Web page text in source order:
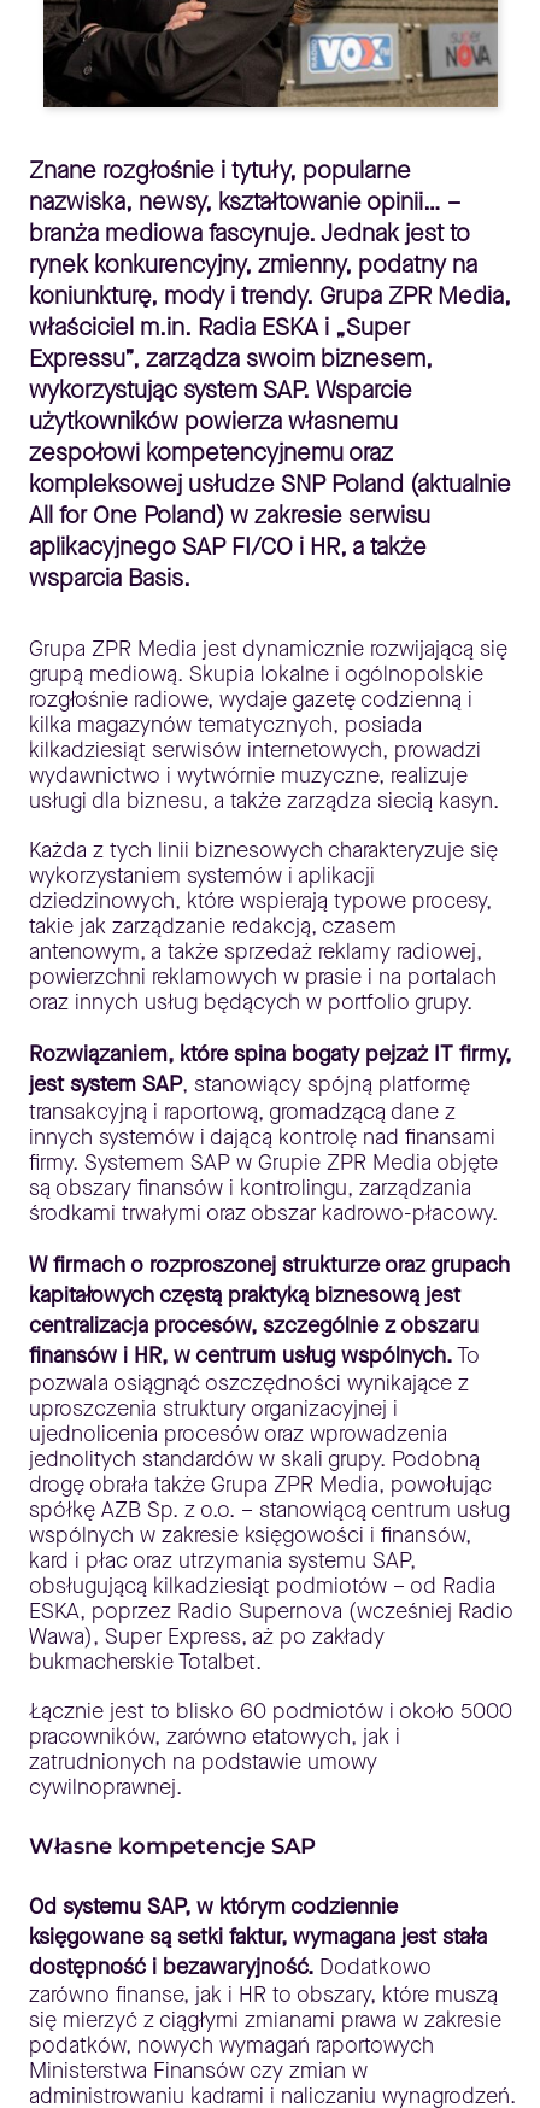
Znane rozgłośnie i tytuły, popularne
nazwiska, newsy, kształtowanie opinii… –
branża mediowa fascynuje. Jednak jest to
rynek konkurencyjny, zmienny, podatny na
koniunkturę, mody i trendy. Grupa ZPR Media,
właściciel m.in. Radia ESKA i „Super
Expressu”, zarządza swoim biznesem,
wykorzystując system SAP. Wsparcie
użytkowników powierza własnemu
zespołowi kompetencyjnemu oraz
kompleksowej usłudze SNP Poland (aktualnie
All for One Poland) w zakresie serwisu
aplikacyjnego SAP FI/CO i HR, a także
wsparcia Basis.
Grupa ZPR Media jest dynamicznie rozwijającą się
grupą mediową. Skupia lokalne i ogólnopolskie
rozgłośnie radiowe, wydaje gazetę codzienną i
kilka magazynów tematycznych, posiada
kilkadziesiąt serwisów internetowych, prowadzi
wydawnictwo i wytwórnie muzyczne, realizuje
usługi dla biznesu, a także zarządza siecią kasyn.
Każda z tych linii biznesowych charakteryzuje się
wykorzystaniem systemów i aplikacji
dziedzinowych, które wspierają typowe procesy,
takie jak zarządzanie redakcją, czasem
antenowym, a także sprzedaż reklamy radiowej,
powierzchni reklamowych w prasie i na portalach
oraz innych usług będących w portfolio grupy.
Rozwiązaniem, które spina bogaty pejzaż IT firmy,
jest system SAP, stanowiący spójną platformę
transakcyjną i raportową, gromadzącą dane z
innych systemów i dającą kontrolę nad finansami
firmy. Systemem SAP w Grupie ZPR Media objęte
są obszary finansów i kontrolingu, zarządzania
środkami trwałymi oraz obszar kadrowo-płacowy.
W firmach o rozproszonej strukturze oraz grupach
kapitałowych częstą praktyką biznesową jest
centralizacja procesów, szczególnie z obszaru
finansów i HR, w centrum usług wspólnych.To
pozwala osiągnąć oszczędności wynikające z
uproszczenia struktury organizacyjnej i
ujednolicenia procesów oraz wprowadzenia
jednolitych standardów w skali grupy. Podobną
drogę obrała także Grupa ZPR Media, powołując
spółkę AZB Sp. z o.o. – stanowiącą centrum usług
wspólnych w zakresie księgowości i finansów,
kard i płac oraz utrzymania systemu SAP,
obsługującą kilkadziesiąt podmiotów – od Radia
ESKA, poprzez Radio Supernova (wcześniej Radio
Wawa), Super Express, aż po zakłady
bukmacherskie Totalbet.
Łącznie jest to blisko 60 podmiotów i około 5000
pracowników, zarówno etatowych, jak i
zatrudnionych na podstawie umowy
cywilnoprawnej.
Własne kompetencje SAP
Od systemu SAP, w którym codziennie
księgowane są setki faktur, wymagana jest stała
dostępność i bezawaryjność. Dodatkowo
zarówno finanse, jak i HR to obszary, które muszą
się mierzyć z ciągłymi zmianami prawa w zakresie
podatków, nowych wymagań raportowych
Ministerstwa Finansów czy zmian w
administrowaniu kadrami i naliczaniu wynagrodzeń.